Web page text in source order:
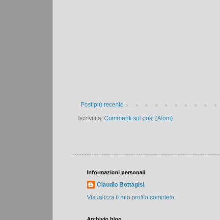
Post più recente
Iscriviti a: Commenti sul post (Atom)
Informazioni personali
Claudio Bottagisi
Visualizza il mio profilo completo